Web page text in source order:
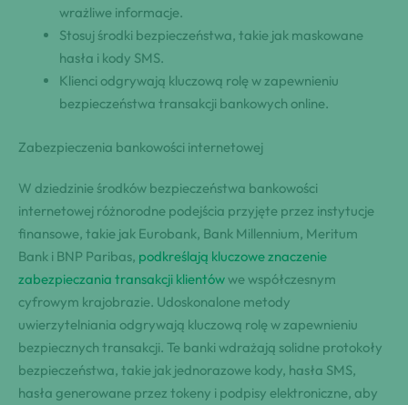
wrażliwe informacje.
Stosuj środki bezpieczeństwa, takie jak maskowane
hasła i kody SMS.
Klienci odgrywają kluczową rolę w zapewnieniu
bezpieczeństwa transakcji bankowych online.
Zabezpieczenia bankowości internetowej
W dziedzinie środków bezpieczeństwa bankowości
internetowej różnorodne podejścia przyjęte przez instytucje
finansowe, takie jak Eurobank, Bank Millennium, Meritum
Bank i BNP Paribas, podkreślają kluczowe znaczenie
zabezpieczania transakcji klientówwe współczesnym
cyfrowym krajobrazie. Udoskonalone metody
uwierzytelniania odgrywają kluczową rolę w zapewnieniu
bezpiecznych transakcji. Te banki wdrażają solidne protokoły
bezpieczeństwa, takie jak jednorazowe kody, hasła SMS,
hasła generowane przez tokeny i podpisy elektroniczne, aby